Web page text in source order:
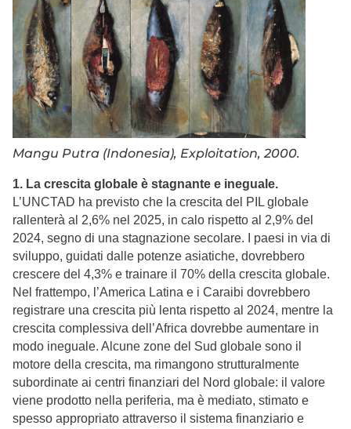
Mangu Putra (Indonesia), Exploitation, 2000.
1. La crescita globale è stagnante e ineguale.
L’UNCTAD ha previsto che la crescita del PIL globale
rallenterà al 2,6% nel 2025, in calo rispetto al 2,9% del
2024, segno di una stagnazione secolare. I paesi in via di
sviluppo, guidati dalle potenze asiatiche, dovrebbero
crescere del 4,3% e trainare il 70% della crescita globale.
Nel frattempo, l’America Latina e i Caraibi dovrebbero
registrare una crescita più lenta rispetto al 2024, mentre la
crescita complessiva dell’Africa dovrebbe aumentare in
modo ineguale. Alcune zone del Sud globale sono il
motore della crescita, ma rimangono strutturalmente
subordinate ai centri finanziari del Nord globale: il valore
viene prodotto nella periferia, ma è mediato, stimato e
spesso appropriato attraverso il sistema finanziario e